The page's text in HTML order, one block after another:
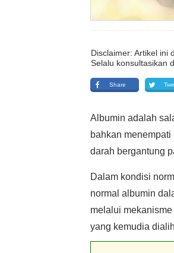
Disclaimer: Artikel ini
Selalu konsultasikan
Share
Albumin adalah
bahkan
darah bergantung
Dalam kondisi
normal albumin
melalui
yang kemudia